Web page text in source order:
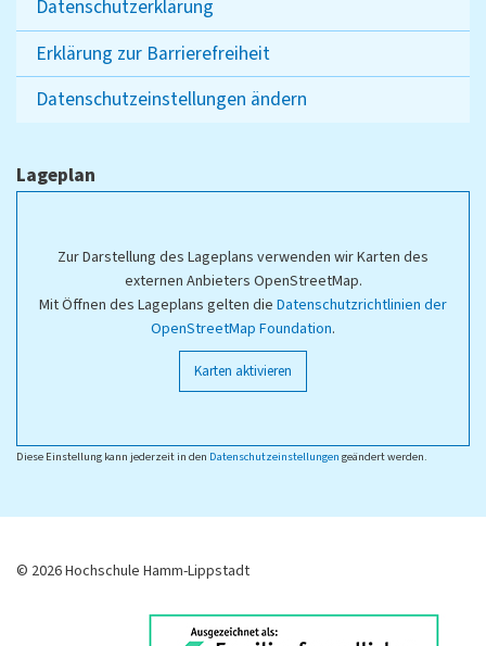
Datenschutzerklärung
Erklärung zur Barrierefreiheit
Datenschutzeinstellungen ändern
Lageplan
Zur Darstellung des Lageplans verwenden wir Karten des
externen Anbieters OpenStreetMap.
Mit Öffnen des Lageplans gelten die Datenschutzrichtlinien der
OpenStreetMap Foundation.
Karten aktivieren
Diese Einstellung kann jederzeit in den Datenschutzeinstellungen geändert werden.
© 2026 Hochschule Hamm-Lippstadt